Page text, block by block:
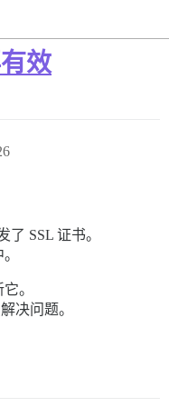
效
了 SSL 证书。
。
决问题。